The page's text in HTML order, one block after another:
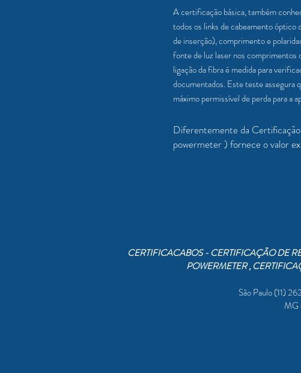
A certificação básica, também
todos os links de cabeamento óptico
de inserção), comprimento e
fonte de luz laser nos comprimentos
ligação da fibra é medida para
documentados. Este teste assegura
máximo permissível de perda para a
Diferentemente da
powermeter ) fornece o valor
CERTIFICACABOS - CERTIFICAÇÃO DE
POWERMETER ,
São Paulo (11)
MG